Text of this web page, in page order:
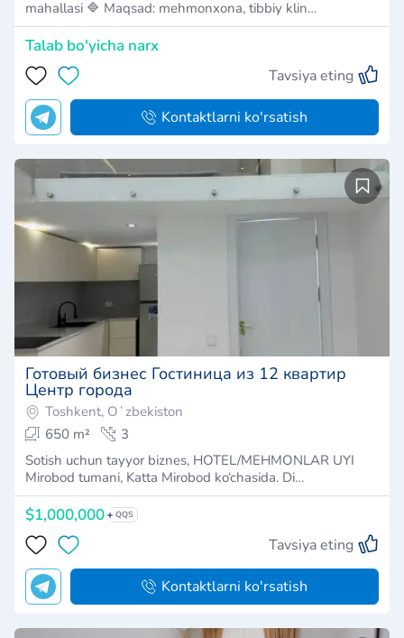
mahallasi 🔷 Maqsad: mehmonxona, tibbiy klin…
Talab bo'yicha narx
Tavsiya eting
Kontaktlarni ko'rsatish
Готовый бизнес Гостиница из 12 квартир
Центр города
Toshkent, Oʻzbekiston
650 m²
3
Sotish uchun tayyor biznes, HOTEL/MEHMONLAR UYI
Mirobod tumani, Katta Mirobod ko‘chasida. Di…
$1,000,000 QQS
Tavsiya eting
Kontaktlarni ko'rsatish